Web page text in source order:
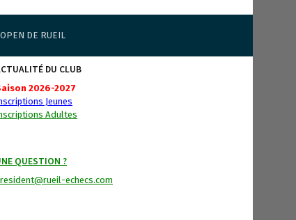
DE RUEIL
DU CLUB
2026-2027
Jeunes
Adultes
QUESTION ?
echecs.com